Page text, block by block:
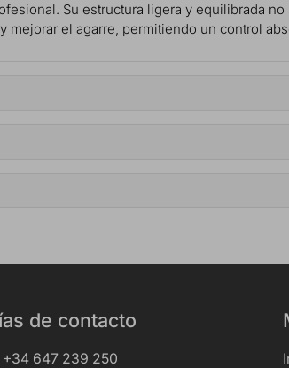
Su estructura ligera y equilibrada
el agarre, permitiendo un control
de contacto
+34 647 239 250